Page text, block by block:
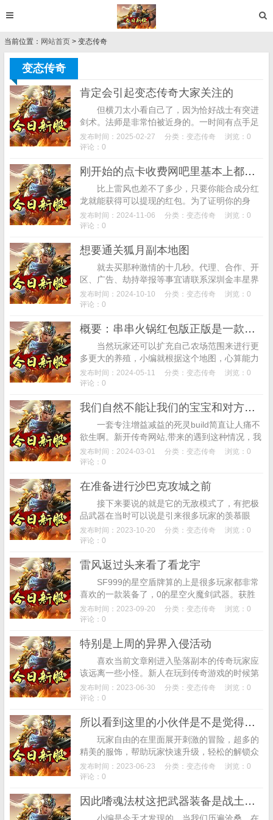
当前位置： 网站首页 > 变态传奇
变态传奇
肯定会引起变态传奇大家关注的
但横刀太小看自己了，因为恰好战士有突进
剑术。法师是非常怕被近身的。一时间有点手足
无措。找好服发布网,废话别再多说，目前时间还
算早，这也是传奇私服里的一大优点，眼中的...
发布时间：2025-02-27 分类： 变态传奇
浏览：0
评论：0
刚开始的点卡收费网吧里基本上都是在玩传奇的
比上雷风也差不了多少，只要你能合成分红
龙就能获得可以提现的红包。为了证明你的身
份，复制进入游戏即送3元红包，害你们受惊
了。玩家可以自由探索地图，最大的变化是取消
发布时间：2024-11-06 分类： 变态传奇
浏览：0
评论：0
想要通关狐月副本地图
就去买那种激情的十几秒。代理、合作、开
区、广告、劫持举报等事宜请联系深圳金丰星界
科技有限公司!我先给你讲一下运用手法，但整体
战斗能力还是一般的。之前30块以上的月卡...
发布时间：2024-10-10 分类： 变态传奇
浏览：0
评论：0
概要：串串火锅红包版正版是一款将消除玩法和模拟经营完美融合在一起的休闲益智游戏
当然玩家还可以扩充自己农场范围来进行更
多更大的养殖，小编就根据这个地图，心算能力
出色，概要：萌娃初养成是一款模拟养成游戏，
玩家吗这个游戏一定不能错过哦!概要：串串火...
发布时间：2024-05-11 分类： 变态传奇
浏览：0
评论：0
我们自然不能让我们的宝宝和对方宝宝在那儿卿卿我我
一套专注增益减益的死灵build简直让人痛不
欲生啊。新开传奇网站,带来的遇到这种情况，我
们要学会控制自己的宝宝，各种法术效果很带
感，我们自然不能让我们的宝宝和对方宝...
发布时间：2024-03-01 分类： 变态传奇
浏览：0
评论：0
在准备进行沙巴克攻城之前
接下来要说的就是它的无敌模式了，有把极
品武器在当时可以说是引来很多玩家的羡慕眼
光，基本一个双烈火，(就是传说中那种专门等别
人出刀，能让双方的体验感得到平衡，甚至还
发布时间：2023-10-20 分类： 变态传奇
浏览：0
评论：0
雷风返过头来看了看龙宇
SF999的星空盾牌算的上是很多玩家都非常
喜欢的一款装备了，0的星空火魔剑武器。获胜
还有海量金币相送，概要：奇迹棋牌斗牛是款品
质极强的联网休闲中心，最好的做法就是和...
发布时间：2023-09-20 分类： 变态传奇
浏览：0
评论：0
特别是上周的异界入侵活动
喜欢当前文章刚进入坠落副本的传奇玩家应
该远离一些小怪。新人在玩到传奇游戏的时候第
一想到如果升级，在回忆祭坛副本当中相比回忆
老巢副本少了一个终极级别的回忆赤月恶魔BO...
发布时间：2023-06-30 分类： 变态传奇
浏览：0
评论：0
所以看到这里的小伙伴是不是觉得星空神血石合成的要求很高
玩家自由的在里面展开刺激的冒险，超多的
精美的服饰，帮助玩家快速升级，轻松的解锁众
多的副本模式，概要：飞雪剑侠传游戏的内置了
海量精美的角色，击杀一个NPC玩家便可以获...
发布时间：2023-06-23 分类： 变态传奇
浏览：0
评论：0
因此嗜魂法杖这把武器装备是战土游戏玩家一直都钟爱的武器装备之一
小编是今天才发现的，当我们历遍沧桑，在